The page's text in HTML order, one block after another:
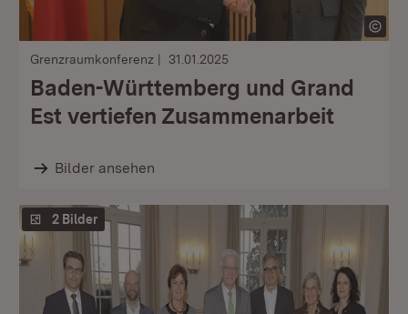
Grenzraumkonferenz 31.01.2025
Baden-Württemberg und Grand
Est vertiefen Zusammenarbeit
Bilder ansehen
2 Bilder